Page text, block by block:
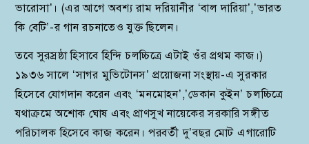
ভারোসা’। (এর আগে অবশ্য রাম দরিয়ানীর ‘বাল দারিয়া’,’ভারত
কি বেটি’-র গান রচনাতেও যুক্ত ছিলেন।
তবে সুরস্রষ্ঠা হিসাবে হিন্দি চলচ্চিত্রে এটাই ওঁর প্রথম কাজ।)
১৯৩৬ সালে ‘সাগর মুভিটোনস’ প্রয়োজনা সংস্থায়-এ সুরকার
হিসেবে যোগদান করেন এবং ‘মনমোহন’,’ডেকান কুইন’ চলচ্চিত্রে
যথাক্রমে অশোক ঘোষ এবং প্রাণসুখ নায়েকের সরকারি সঙ্গীত
পরিচালক হিসেবে কাজ করেন। পরবর্তী দু’বছর মোট এগারোটি